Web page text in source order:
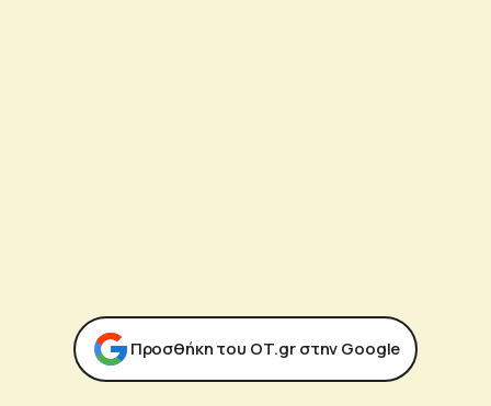
Προσθήκη του ΟΤ.gr στην Google